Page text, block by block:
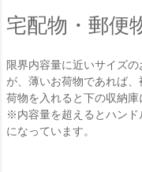
宅配物・郵便
限界内容量に近いサイズ
が、薄いお荷物であれば、
荷物を入れると下の収納庫
※内容量を超えるとハンド
になっています。